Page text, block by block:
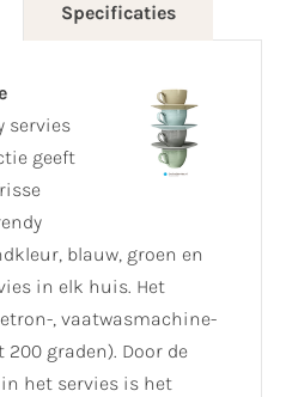
Specificaties
servies
geeft
blauw, groen en
in elk huis. Het
, vaatwasmachine-
graden). Door de
het servies is het